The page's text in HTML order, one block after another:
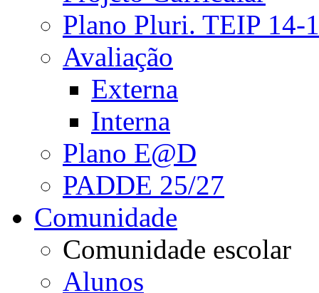
Plano Pluri. TEIP 14-
Avaliação
Externa
Interna
Plano E@D
PADDE 25/27
Comunidade
Comunidade escolar
Alunos